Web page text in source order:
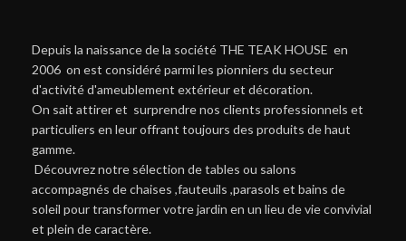
Depuis la naissance de la société THE TEAK HOUSE en
2006 on est considéré parmi les pionniers du secteur
d'activité d'ameublement extérieur et décoration.
On sait attirer et surprendre nos clients professionnels et
particuliers en leur offrant toujours des produits de haut
gamme.
Découvrez notre sélection de tables ou salons
accompagnés de chaises ,fauteuils ,parasols et bains de
soleil pour transformer votre jardin en un lieu de vie convivial
et plein de caractère.